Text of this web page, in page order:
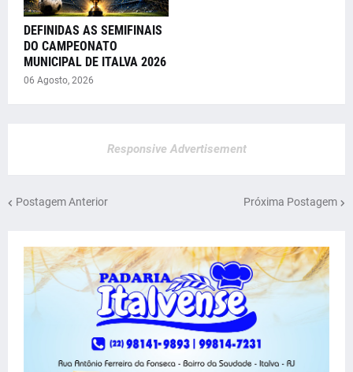
DEFINIDAS AS SEMIFINAIS
DO CAMPEONATO
MUNICIPAL DE ITALVA 2026
06 Agosto, 2026
Responsive Advertisement
Postagem Anterior Próxima Postagem